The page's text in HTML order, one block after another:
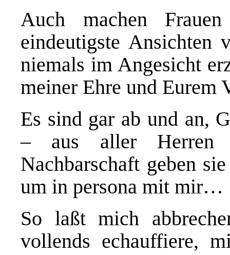
Auch machen
eindeutigste Ansichten
niemals im Angesicht
meiner Ehre und Eurem
Es sind gar ab und an,
– aus aller Herren
Nachbarschaft geben
um in persona mit mir…
So laßt mich
vollends echauffiere,